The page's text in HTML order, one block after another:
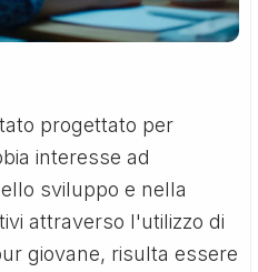
progettato per
interesse ad
sviluppo e nella
attraverso l'utilizzo di
giovane, risulta essere